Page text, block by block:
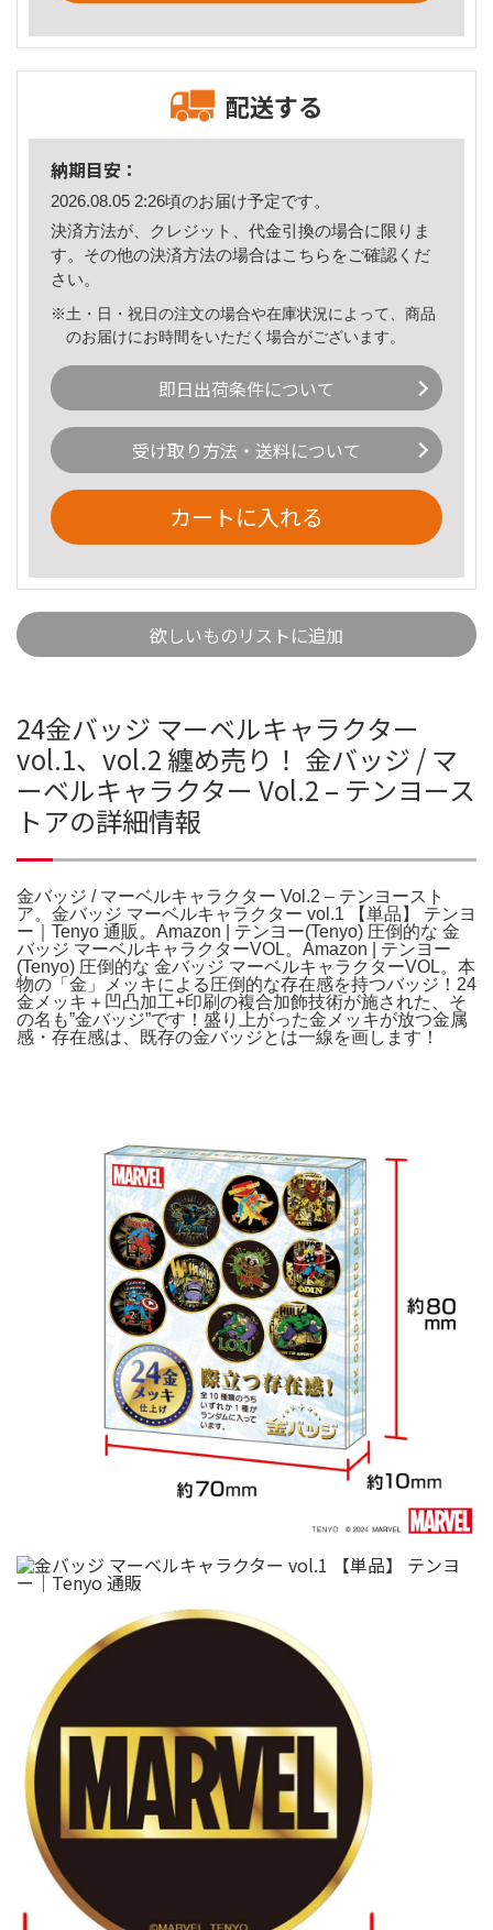
配送する
納期目安：
2026.08.05 2:26頃のお届け予定です。
決済方法が、クレジット、代金引換の場合に限りま
す。その他の決済方法の場合はこちら をご確認くだ
さい。
※土・日・祝日の注文の場合や在庫状況によって、商品
のお届けにお時間をいただく場合がございます。
即日出荷条件について
受け取り方法・送料について
カートに入れる
欲しいものリストに追加
24金バッジ マーベルキャラクター
vol.1、vol.2 纏め売り！ 金バッジ / マ
ーベルキャラクター Vol.2 – テンヨース
トアの詳細情報
金バッジ / マーベルキャラクター Vol.2 – テンヨースト
ア。金バッジ マーベルキャラクター vol.1 【単品】 テンヨ
ー｜Tenyo 通販。Amazon | テンヨー(Tenyo) 圧倒的な 金
バッジ マーベルキャラクターVOL。Amazon | テンヨー
(Tenyo) 圧倒的な 金バッジ マーベルキャラクターVOL。本
物の「金」メッキによる圧倒的な存在感を持つバッジ！24
金メッキ＋凹凸加工+印刷の複合加飾技術が施された、そ
の名も”金バッジ”です！盛り上がった金メッキが放つ金属
感・存在感は、既存の金バッジとは一線を画します！